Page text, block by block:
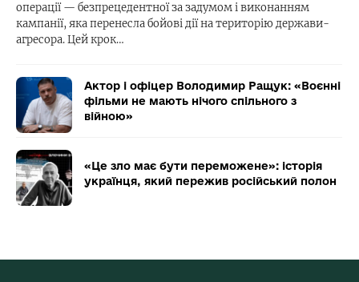
операції — безпрецедентної за задумом і виконанням
кампанії, яка перенесла бойові дії на територію держави-
агресора. Цей крок…
Актор і офіцер Володимир Ращук: «Воєнні
фільми не мають нічого спільного з
війною»
«Це зло має бути переможене»: історія
українця, який пережив російський полон